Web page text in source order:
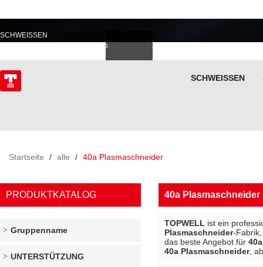
SCHWEISSEN
Italiano
SCHWEISSEN
Startseite / alle / 40a Plasmaschneider
PRODUKTKATALOG
Gruppenname
UNTERSTÜTZUNG
40a Plasmaschneider
TOPWELL ist ein
Plasmaschneider-
das beste Angebot für
40a Plasmaschneider,